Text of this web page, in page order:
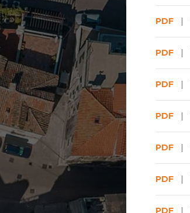
PDF |
PDF |
PDF |
PDF |
PDF |
PDF |
PDF |